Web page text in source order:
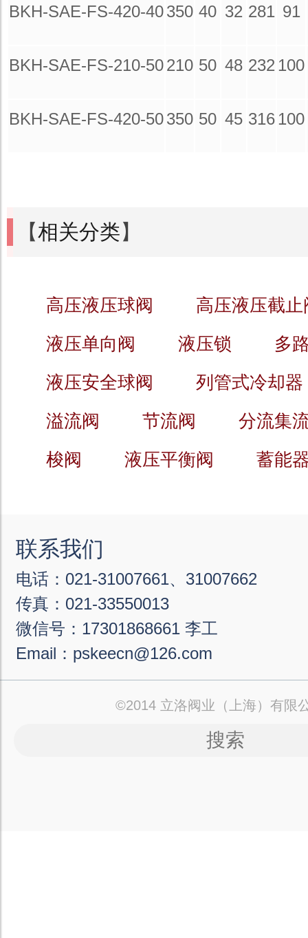
BKH-SAE-FS-420-40350 40 32 281 91
BKH-SAE-FS-210-50210 50 48 232 100
BKH-SAE-FS-420-50350 50 45 316 100
【相关分类】
高压液压球阀
高压液压截止
液压单向阀
液压锁
多
液压安全球阀
列管式冷却器
溢流阀
节流阀
分流集
梭阀
液压平衡阀 蓄能
联系我们
电话：021-31007661、31007662
传真：021-33550013
微信号：17301868661 李工
Email：pskeecn@126.com
©2014 立洛阀业（上海）有限